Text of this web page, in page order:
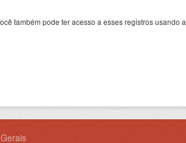
também pode ter acesso a esses registros usando a